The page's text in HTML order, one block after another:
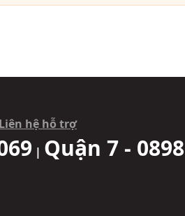
Liên hệ hỗ trợ
| Quận 7 -